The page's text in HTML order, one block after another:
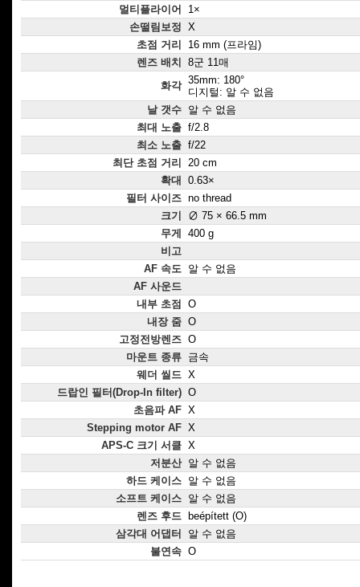
멀티플라이어
1×
손떨림보정 X
초점 거리
16 mm (프라임)
렌즈 배치
8군 11매
화각 35mm: 180°
디지털: 알 수 없음
날 갯수 알 수 없음
최대 노출 f/2.8
최소 노출 f/22
최단 초점 거리
20 cm
확대
0.63×
필터 사이즈 no thread
크기
∅ 75 × 66.5 mm
무게
400 g
비고
AF 속도 알 수 없음
AF 사운드
내부 초점
O
내장 줌 O
고정전방렌즈 O
마운트 종류 금속
웨더 씰드 X
드랍인 필터(Drop-In filter) O
초음파 AF X
Stepping motor AF X
APS-C 크기 서클 X
저분산 알 수 없음
하드 케이스 알 수 없음
소프트 케이스 알 수 없음
렌즈 후드
beépített (O)
삼각대 어댑터
알 수 없음
불연속 O